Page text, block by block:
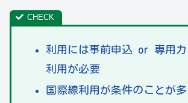
利用には事前申込 or 専用カ
利用が必要
国際線利用が条件のことが